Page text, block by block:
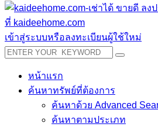
เข้าสู่ระบบหรือลงทะเบียนผู้ใช้ใหม่
หน้าแรก
ค้นหาทรัพย์ที่ต้องการ
ค้นหาด้วย Advanced
ค้นหาตามประเภท